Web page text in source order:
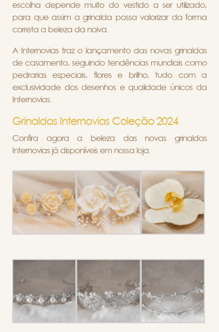
escolha depende muito do vestido a ser utilizado,
para que assim a grinalda possa valorizar da forma
correta a beleza da noiva.
A Internovias traz o lançamento das novas grinaldas
de casamento, seguindo tendências mundiais como
pedrarias especiais, flores e brilho, tudo com a
exclusividade dos desenhos e qualidade únicos da
Internovias.
Grinaldas Internovias Coleção 2024
Confira agora a beleza das novas grinaldas
Internovias já disponíveis em nossa loja.